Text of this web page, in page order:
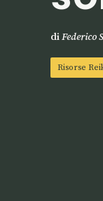
diFederico
Risorse